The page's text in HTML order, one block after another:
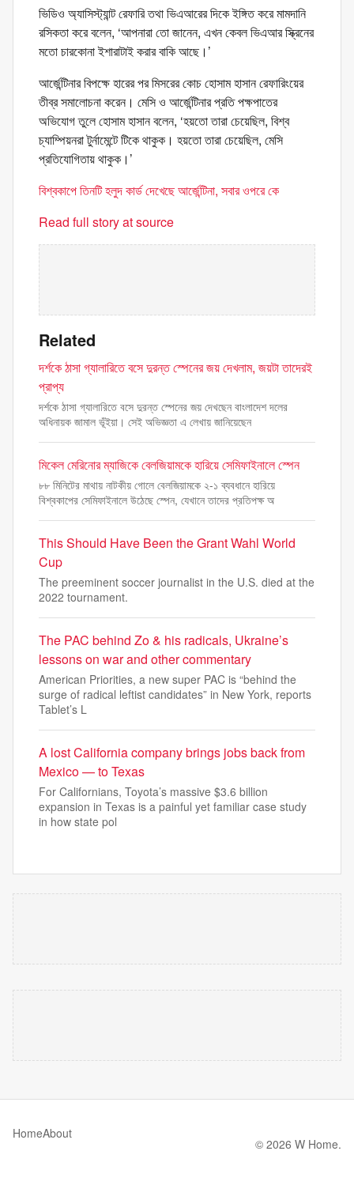
ভিডিও অ্যাসিস্ট্যান্ট রেফারি তথা ভিএআরের দিকে ইঙ্গিত করে মামদানি
রসিকতা করে বলেন, ‘আপনারা তো জানেন, এখন কেবল ভিএআর স্ক্রিনের
মতো চারকোনা ইশারাটাই করার বাকি আছে।’
আর্জেন্টিনার বিপক্ষে হারের পর মিসরের কোচ হোসাম হাসান রেফারিংয়ের
তীব্র সমালোচনা করেন। মেসি ও আর্জেন্টিনার প্রতি পক্ষপাতের
অভিযোগ তুলে হোসাম হাসান বলেন, ‘হয়তো তারা চেয়েছিল, বিশ্ব
চ্যাম্পিয়নরা টুর্নামেন্টে টিকে থাকুক। হয়তো তারা চেয়েছিল, মেসি
প্রতিযোগিতায় থাকুক।’
বিশ্বকাপে তিনটি হলুদ কার্ড দেখেছে আর্জেন্টিনা, সবার ওপরে কে
Read full story at source
Related
দর্শকে ঠাসা গ্যালারিতে বসে দুরন্ত স্পেনের জয় দেখলাম, জয়টা তাদেরই
প্রাপ্য
দর্শকে ঠাসা গ্যালারিতে বসে দুরন্ত স্পেনের জয় দেখছেন বাংলাদেশ দলের
অধিনায়ক জামাল ভূঁইয়া। সেই অভিজ্ঞতা এ লেখায় জানিয়েছেন
মিকেল মেরিনোর ম্যাজিকে বেলজিয়ামকে হারিয়ে সেমিফাইনালে স্পেন
৮৮ মিনিটের মাথায় নাটকীয় গোলে বেলজিয়ামকে ২-১ ব্যবধানে হারিয়ে
বিশ্বকাপের সেমিফাইনালে উঠেছে স্পেন, যেখানে তাদের প্রতিপক্ষ অ
This Should Have Been the Grant Wahl World
Cup
The preeminent soccer journalist in the U.S. died at the
2022 tournament.
The PAC behind Zo & his radicals, Ukraine’s
lessons on war and other commentary
American Priorities, a new super PAC is “behind the
surge of radical leftist candidates” in New York, reports
Tablet’s L
A lost California company brings jobs back from
Mexico — to Texas
For Californians, Toyota’s massive $3.6 billion
expansion in Texas is a painful yet familiar case study
in how state pol
HomeAbout
© 2026 W Home.